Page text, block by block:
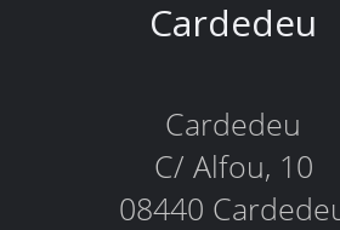
Cardedeu
Cardedeu
C/ Alfou, 10
08440